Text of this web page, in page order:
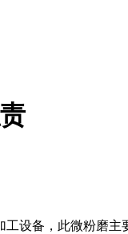
设备，此微粉磨